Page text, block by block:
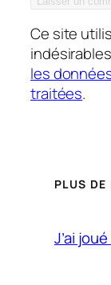
Ce site
les
traitées.
PLUS
J’ai